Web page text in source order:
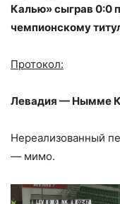
Калью» сыграв 0:0
чемпионскому
Протокол:
Левадия — Нымме
Нереализованный
— мимо.